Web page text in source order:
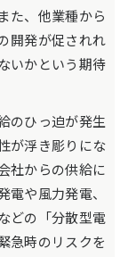
た、他業種から
開発が促されれ
いかという期待
のひっ迫が発生
が浮き彫りにな
社からの供給に
や風力発電、
どの「分散型電
急時のリスクを